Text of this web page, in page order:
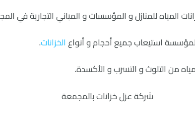
المياه للمنازل و المؤسسات و المباني التجارية في
استيعاب جميع أحجام و أنواعالخزانات.
من التلوث و التسرب و الأكسدة.